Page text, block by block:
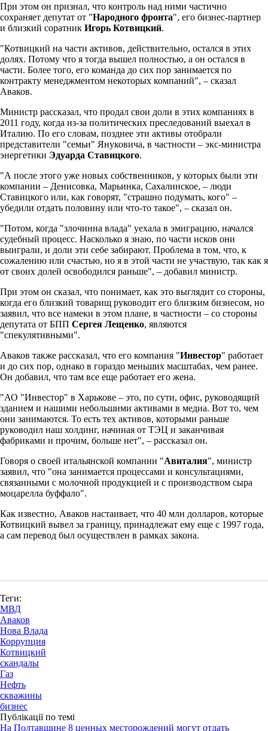
При этом он признал, что контроль над ними частично
сохраняет депутат от "Народного фронта", его бизнес-партнер
и близкий соратник Игорь Котвицкий.
"Котвицкий на части активов, действительно, остался в этих
долях. Потому что я тогда вышел полностью, а он остался в
части. Более того, его команда до сих пор занимается по
контракту менеджментом некоторых компаний", – сказал
Аваков.
Министр рассказал, что продал свои доли в этих компаниях в
2011 году, когда из-за политических преследований выехал в
Италию. По его словам, позднее эти активы отобрали
представители "семьи" Януковича, в частности – экс-министра
энергетики Эдуарда Ставицкого.
"А после этого уже новых собственников, у которых были эти
компании – Денисовка, Марьинка, Сахалинское, – люди
Ставицкого или, как говорят, "страшно подумать, кого" –
убедили отдать половину или что-то такое", – сказал он.
"Потом, когда "злочинна влада" уехала в эмиграцию, начался
судебный процесс. Насколько я знаю, по части исков они
выиграли, и доли эти себе забирают. Проблема в том, что, к
сожалению или счастью, но я в этой части не участвую, так как я
от своих долей освободился раньше", – добавил министр.
При этом он сказал, что понимает, как это выглядит со стороны,
когда его близкий товарищ руководит его близким бизнесом, но
заявил, что все намеки в этом плане, в частности – со стороны
депутата от БПП Сергея Лещенко, являются
"спекулятивными".
Аваков также рассказал, что его компания "Инвестор" работает
и до сих пор, однако в гораздо меньших масштабах, чем ранее.
Он добавил, что там все еще работает его жена.
"АО "Инвестор" в Харькове – это, по сути, офис, руководящий
зданием и нашими небольшими активами в медиа. Вот то, чем
они занимаются. То есть тех активов, которыми раньше
руководил наш холдинг, начиная от ТЭЦ и заканчивая
фабриками и прочим, больше нет", – рассказал он.
Говоря о своей итальянской компании "Авиталия", министр
заявил, что "она занимается процессами и консультациями,
связанными с молочной продукцией и с производством сыра
моцарелла буффало".
Как известно, Аваков настаивает, что 40 млн долларов, которые
Котвицкий вывел за границу, принадлежат ему еще с 1997 года,
а сам перевод был осуществлен в рамках закона.
Теги:
МВД
Аваков
Нова Влада
Коррупция
Котвицкий
скандалы
Газ
Нефть
скважины
бизнес
Публікації по темі
На Полтавщине 8 ценных месторождений могут отдать